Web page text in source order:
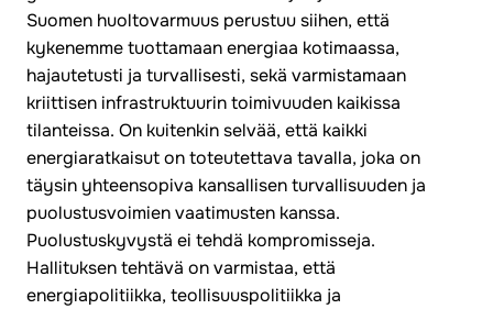
Suomen huoltovarmuus perustuu siihen, että
kykenemme tuottamaan energiaa kotimaassa,
hajautetusti ja turvallisesti, sekä varmistamaan
kriittisen infrastruktuurin toimivuuden kaikissa
tilanteissa. On kuitenkin selvää, että kaikki
energiaratkaisut on toteutettava tavalla, joka on
täysin yhteensopiva kansallisen turvallisuuden ja
puolustusvoimien vaatimusten kanssa.
Puolustuskyvystä ei tehdä kompromisseja.
Hallituksen tehtävä on varmistaa, että
energiapolitiikka, teollisuuspolitiikka ja